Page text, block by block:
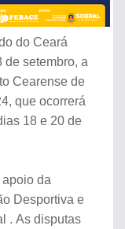
do Ceará
de setembro, a
Cearense de
que ocorrerá
18 e 20 de
da
Desportiva e
. As disputas